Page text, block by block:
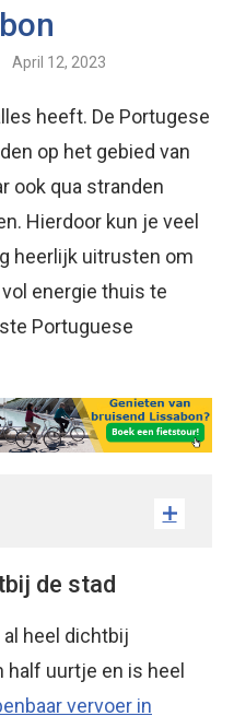
April 12, 2023
heeft. De Portugese
op het gebied van
ook qua stranden
Hierdoor kun je veel
heerlijk uitrusten om
energie thuis te
Portuguese
de stad
al heel dichtbij
half uurtje en is heel
vervoer in